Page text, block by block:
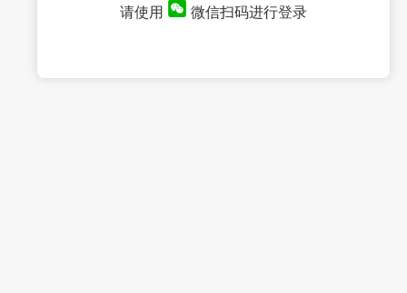
请使用 微信扫码进行登录